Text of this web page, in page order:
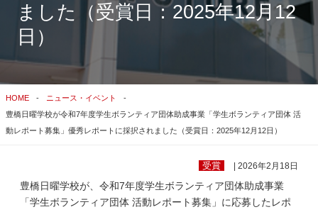
ました（受賞日：2025年12月12
日）
HOME
ニュース・イベント
豊橋日曜学校が令和7年度学生ボランティア団体助成事業「学生ボランティア団体 活
動レポート募集」優秀レポートに採択されました（受賞日：2025年12月12日）
受賞 | 2026年2月18日
豊橋日曜学校が、令和7年度学生ボランティア団体助成事業
「学生ボランティア団体 活動レポート募集」に応募したレポ